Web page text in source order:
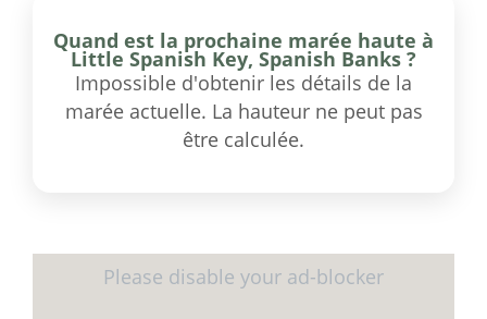
Quand est la prochaine marée haute à
Little Spanish Key, Spanish Banks ?
Impossible d'obtenir les détails de la
marée actuelle. La hauteur ne peut pas
être calculée.